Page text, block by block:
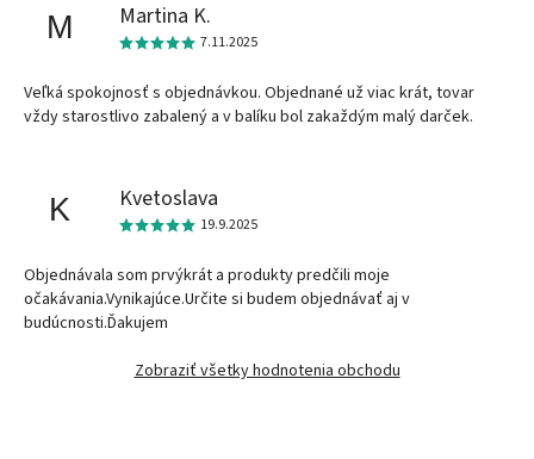
M Martina K.
7.11.2025
Veľká spokojnosť s objednávkou. Objednané už viac krát, tovar
vždy starostlivo zabalený a v balíku bol zakaždým malý darček.
K Kvetoslava
19.9.2025
Objednávala som prvýkrát a produkty predčili moje
očakávania.Vynikajúce.Určite si budem objednávať aj v
budúcnosti.Ďakujem
Zobraziť všetky hodnotenia obchodu